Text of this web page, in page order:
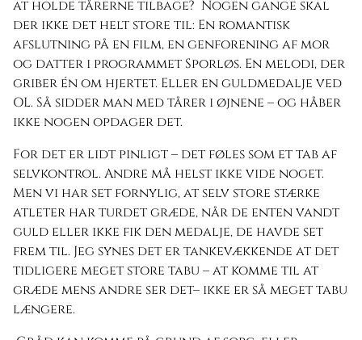
at holde tårerne tilbage? Nogen gange skal
der ikke det helt store til: En romantisk
afslutning på en film, en genforening af mor
og datter i programmet Sporløs. En melodi, der
griber én om hjertet. Eller en guldmedalje ved
OL. Så sidder man med tårer i øjnene – og håber
ikke nogen opdager det.
For det er lidt pinligt – det føles som et tab af
selvkontrol. Andre må helst ikke vide noget.
Men vi har set fornylig, at selv store stærke
atleter har turdet græde, når de enten vandt
guld eller ikke fik den medalje, de havde set
frem til. Jeg synes det er tankevækkende at det
tidligere meget store tabu – at komme til at
græde mens andre ser det– ikke er så meget tabu
længere.